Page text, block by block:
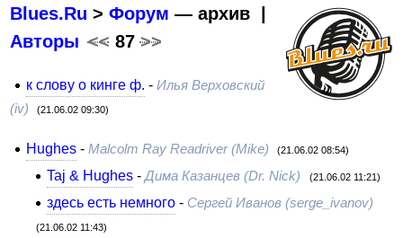
Blues.Ru > Форум — архив |
Авторы << 87>>
к слову о кинге ф. - Илья Верховский
(iv)
(21.06.02 09:30)
Hughes- Malcolm Ray Readriver (Mike) (21.06.02 08:54)
Taj & Hughes -Дима Казанцев (Dr. Nick) (21.06.02 11:21)
здесь есть немного - Сергей Иванов (serge_ivanov)
(21.06.02 11:43)